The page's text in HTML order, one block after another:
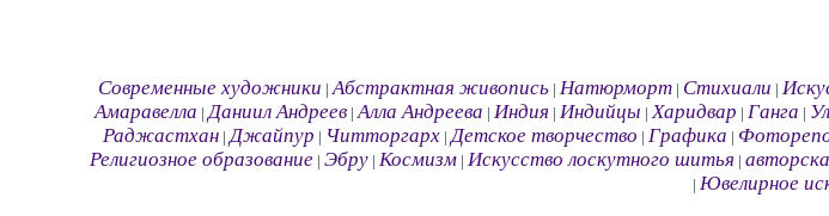
Современные художники |Абстрактная живопись |Натюрморт Стихиали |
Амаравелла |Даниил Андреев|Алла Андреева Индия Индийцы |Харидвар Ганга
Раджастхан|Джайпур Читторгарх|Детское творчество Графика
Религиозное образование| Эбру| Космизм| Искусство лоскутного шитья
Ювелирное